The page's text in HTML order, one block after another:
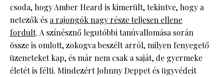
csoda, hogy Amber Heard is kimerült, tekintve, hogy a
netezők és a rajongók nagy része teljesen ellene
fordult. A színésznő legutóbbi tanúvallomása során
össze is omlott, zokogva beszélt arról, milyen fenyegető
üzeneteket kap, és már nem csak a saját, de gyermeke
életét is félti. Mindezért Johnny Deppet és ügyvédeit